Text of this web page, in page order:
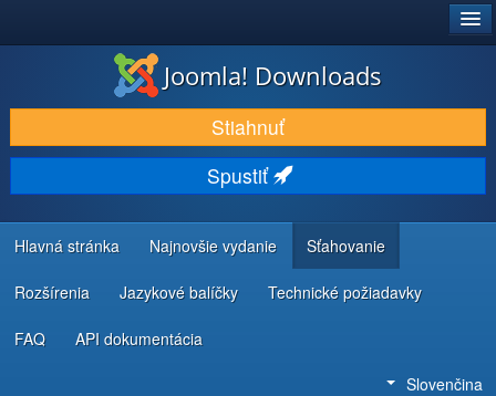
STIAHNUŤ & ROZŠÍRIŤ
OBJAVUJTE & UČTE SA
KOMUNITA & PODPORA
ZDROJE INFORMÁCIÍ PRE VÝVOJÁROV
Joomla! Downloads
Stiahnuť
Spustiť
Hlavná stránka Najnovšie vydanie Sťahovanie
Rozšírenia Jazykové balíčky Technické požiadavky
FAQ API dokumentácia
Slovenčina